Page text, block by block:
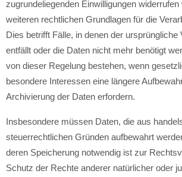
zugrundeliegenden Einwilligungen
weiteren rechtlichen Grundlagen für die
Dies betrifft Fälle, in denen der
entfällt oder die Daten nicht mehr benötigt
von dieser Regelung bestehen, wenn
besondere Interessen eine längere
Archivierung der Daten erfordern.
Insbesondere müssen Daten, die aus
steuerrechtlichen Gründen aufbewahrt
deren Speicherung notwendig ist zur
Schutz der Rechte anderer natürlicher oder